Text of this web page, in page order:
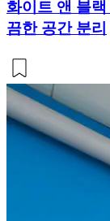
화이트 앤 블
끔한 공간 분리